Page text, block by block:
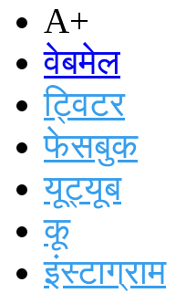
A+
वेबमेल
ट्विटर
फेसबुक
यूट्यूब
कू
इंस्टाग्राम